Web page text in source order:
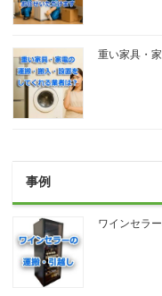
重い家具・
事例
ワインセラ